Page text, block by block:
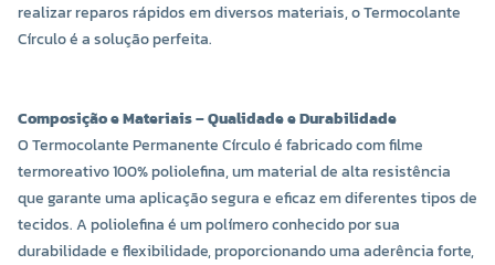
realizar reparos rápidos em diversos materiais, o Termocolante
Círculo é a solução perfeita.
Composição e Materiais – Qualidade e Durabilidade
O Termocolante Permanente Círculo é fabricado com filme
termoreativo 100% poliolefina, um material de alta resistência
que garante uma aplicação segura e eficaz em diferentes tipos de
tecidos. A poliolefina é um polímero conhecido por sua
durabilidade e flexibilidade, proporcionando uma aderência forte,